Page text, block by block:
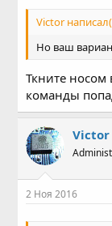
Victor
Но ваш
Ткните
команды
Victor
2 Ноя 2016